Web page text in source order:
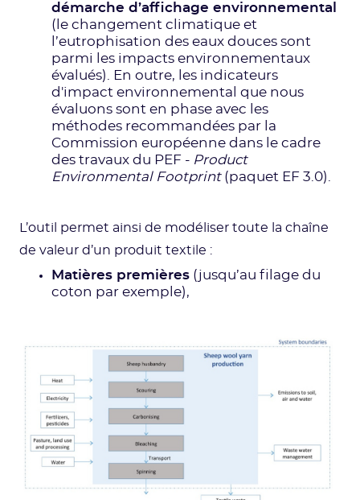
démarche d’affichage environnemental
(le changement climatique et
l’eutrophisation des eaux douces sont
parmi les impacts environnementaux
évalués). En outre, les indicateurs
d'impact environnemental que nous
évaluons sont en phase avec les
méthodes recommandées par la
Commission européenne dans le cadre
des travaux du PEF - Product
Environmental Footprint(paquet EF 3.0).
L’outil permet ainsi de modéliser toute la chaîne
de valeur d’un produit textile :
Matières premières (jusqu’au filage du
coton par exemple),